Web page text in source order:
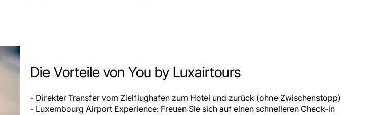
Die Vorteile von You by Luxairtours
- Direkter Transfer vom Zielflughafen zum Hotel und zurück (ohne Zwischenstopp)
- Luxembourg Airport Experience: Freuen Sie sich auf einen schnelleren Check-in